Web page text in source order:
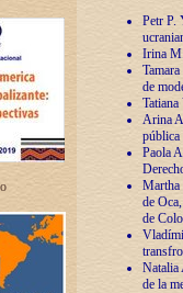
Petr P.
Irina
de
Arina
pública
Paola
Martha
de
de
Natalia
de la